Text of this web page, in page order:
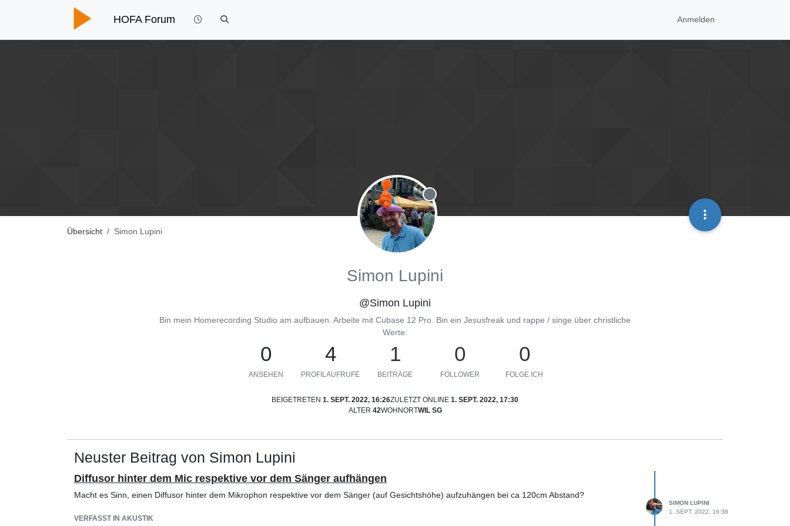
HOFA Forum Anmelden
Übersicht Simon Lupini
Offline
Simon Lupini
@Simon Lupini
Bin mein Homerecording Studio am aufbauen. Arbeite mit Cubase 12 Pro. Bin ein Jesusfreak und rappe / singe über christliche
Werte.
0
ANSEHEN
4
PROFILAUFRUFE
1
BEITRÄGE
0
FOLLOWER
0
FOLGE ICH
BEIGETRETEN 1. SEPT. 2022, 16:26ZULETZT ONLINE 1. SEPT. 2022, 17:30
ALTER 42WOHNORTWIL SG
Neuster Beitrag von Simon Lupini
Diffusor hinter dem Mic respektive vor dem Sänger aufhängen
Macht es Sinn, einen Diffusor hinter dem Mikrophon respektive vor dem Sänger (auf Gesichtshöhe) aufzuhängen bei ca 120cm Abstand?
VERFASST IN AKUSTIK
SIMON LUPINI
1. SEPT. 2022, 16:38